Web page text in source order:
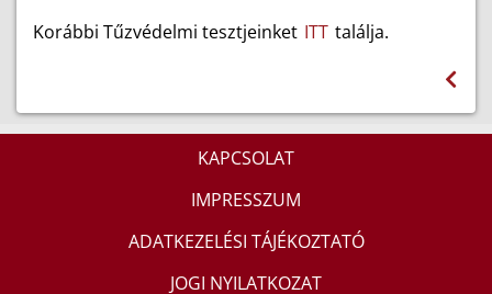
Korábbi Tűzvédelmi tesztjeinket ITT találja.
KAPCSOLAT
IMPRESSZUM
ADATKEZELÉSI TÁJÉKOZTATÓ
JOGI NYILATKOZAT